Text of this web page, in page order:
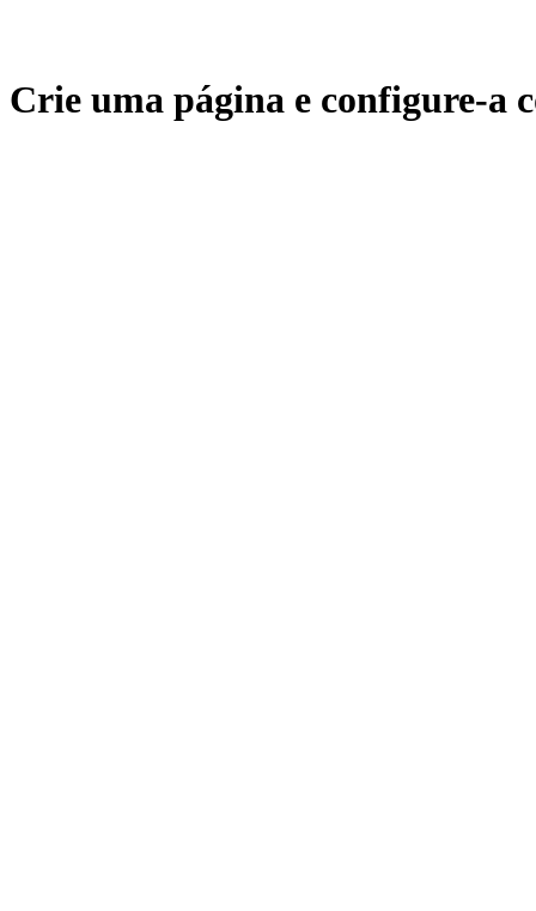
Crie uma página e configure-a